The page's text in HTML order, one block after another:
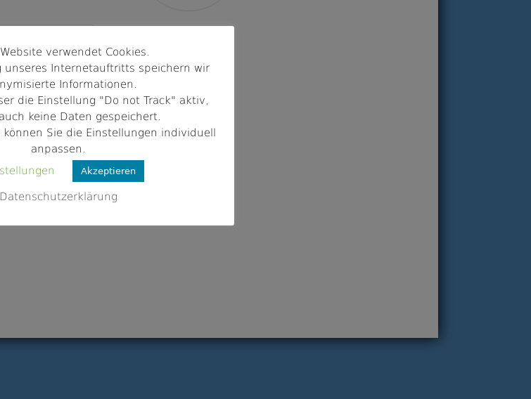
verwendet Cookies.
unseres Internetauftritts speichern wir
Informationen.
die Einstellung "Do not Track" aktiv,
keine Daten gespeichert.
Sie die Einstellungen individuell
anpassen.
Akzeptieren
Datenschutzerklärung